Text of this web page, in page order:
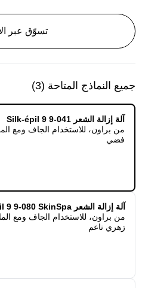
تسوّق عبر
جميع النماذج المتاحة (
3
)
آلة إزالة الشعر Silk-épil 9 9-041
من براون، للاستخدام الجاف ومع
فضي
آلة إزالة الشعر Silk-épil 9 9-080 SkinSpa
من براون، للاستخدام الجاف ومع
زهري ناعم